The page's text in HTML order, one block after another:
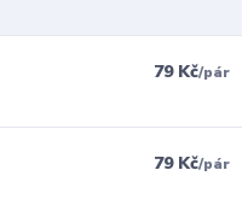
79 Kč/pár
79 Kč/pár